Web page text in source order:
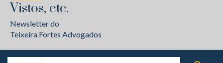
Vistos, etc.
Newsletter do
Teixeira Fortes Advogados